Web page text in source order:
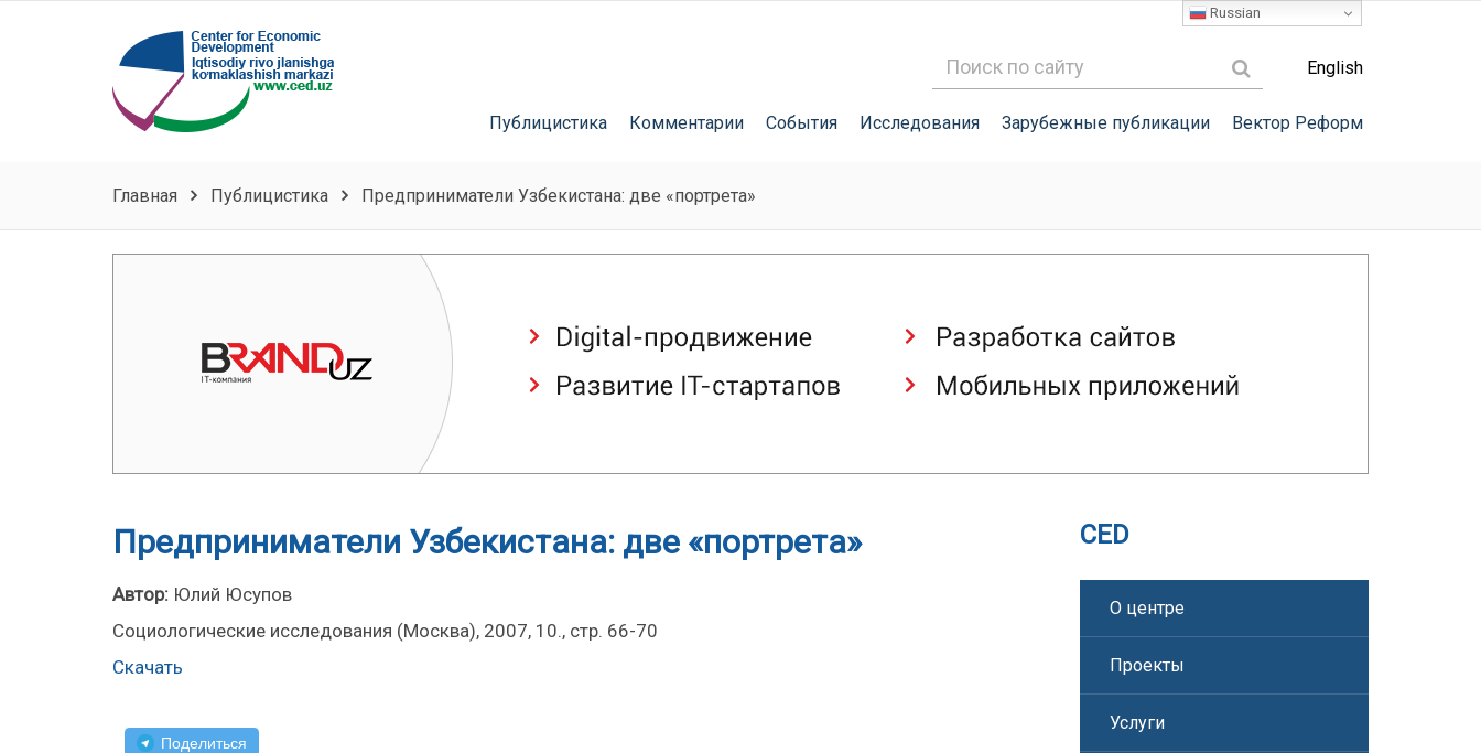
English
Публицистика Комментарии События Исследования Зарубежные публикации Вектор Реформ
Главная Публицистика Предприниматели Узбекистана: две «портрета»
Предприниматели Узбекистана: две «портрета»
Автор: Юлий Юсупов
Социологические исследования (Москва), 2007, 10., стр. 66-70
Скачать
Поделиться
CED
О центре
Проекты
Услуги
Russian